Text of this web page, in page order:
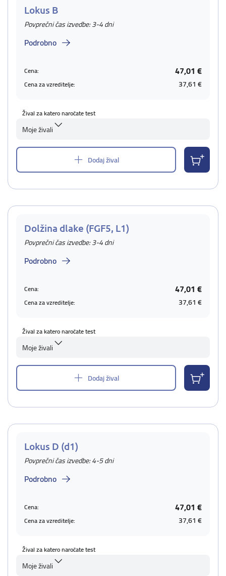
Lokus B
Povprečni čas izvedbe: 3-4 dni
Podrobno
Cena: 47,01 €
Cena za vzreditelje: 37,61 €
Žival za katero naročate test
Moje živali
Dodaj žival
Dolžina dlake (FGF5, L1)
Povprečni čas izvedbe: 3-4 dni
Podrobno
Cena: 47,01 €
Cena za vzreditelje: 37,61 €
Žival za katero naročate test
Moje živali
Dodaj žival
Lokus D (d1)
Povprečni čas izvedbe: 4-5 dni
Podrobno
Cena: 47,01 €
Cena za vzreditelje: 37,61 €
Žival za katero naročate test
Moje živali